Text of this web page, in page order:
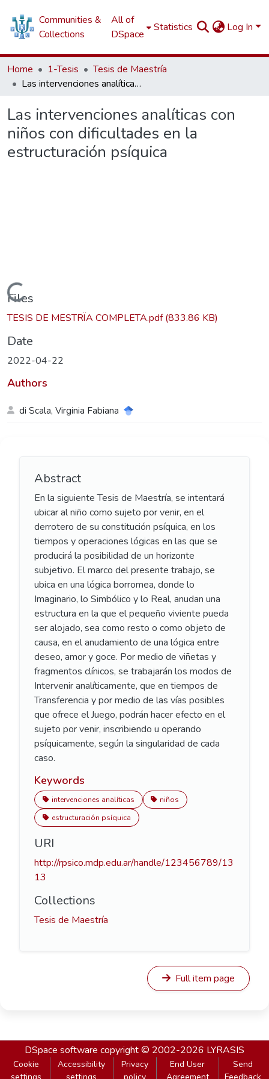
Communities &
Collections
All of
DSpace
Statistics Log In
Home 1-Tesis
Tesis de Maestría
Las intervenciones analíticas con niños con dificultades en la estructuración psíquica
Las intervenciones analíticas con
niños con dificultades en la
estructuración psíquica
Loading...
Files
TESIS DE MESTRÏA COMPLETA.pdf(833.86 KB)
Date
2022-04-22
Authors
di Scala, Virginia Fabiana
Abstract
En la siguiente Tesis de Maestría, se intentará
ubicar al niño como sujeto por venir, en el
derrotero de su constitución psíquica, en los
tiempos y operaciones lógicas en las que se
producirá la posibilidad de un horizonte
subjetivo. El marco del presente trabajo, se
ubica en una lógica borromea, donde lo
Imaginario, lo Simbólico y lo Real, anudan una
estructura en la que el pequeño viviente pueda
ser alojado, sea como resto o como objeto de
causa, en el anudamiento de una lógica entre
deseo, amor y goce. Por medio de viñetas y
fragmentos clínicos, se trabajarán los modos de
Intervenir analíticamente, que en tiempos de
Transferencia y por medio de las vías posibles
que ofrece el Juego, podrán hacer efecto en el
sujeto por venir, inscribiendo u operando
psíquicamente, según la singularidad de cada
caso.
Keywords
intervenciones analíticas
niños
estructuración psíquica
URI
http://rpsico.mdp.edu.ar/handle/123456789/13
13
Collections
Tesis de Maestría
Full item page
DSpace software copyright © 2002-2026 LYRASIS
Cookie
settings
Accessibility
settings
Privacy
policy
End User
Agreement
Send
Feedback